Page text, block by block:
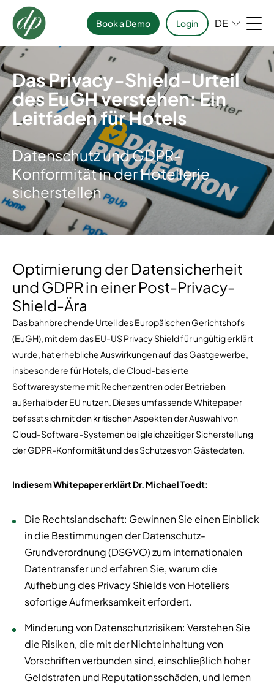
Book a Demo Login DE
Das Privacy-Shield-Urteil
des EuGH verstehen: Ein
Leitfaden für Hotels
Datenschutz und GDPR-
Konformität in der Hotellerie
sicherstellen
Optimierung der Datensicherheit
und GDPR in einer Post-Privacy-
Shield-Ära
Das bahnbrechende Urteil des Europäischen Gerichtshofs
(EuGH), mit dem das EU-US Privacy Shield für ungültig erklärt
wurde, hat erhebliche Auswirkungen auf das Gastgewerbe,
insbesondere für Hotels, die Cloud-basierte
Softwaresysteme mit Rechenzentren oder Betrieben
außerhalb der EU nutzen. Dieses umfassende Whitepaper
befasst sich mit den kritischen Aspekten der Auswahl von
Cloud-Software-Systemen bei gleichzeitiger Sicherstellung
der GDPR-Konformität und des Schutzes von Gästedaten.
In diesem Whitepaper erklärt Dr. Michael Toedt:
Die Rechtslandschaft: Gewinnen Sie einen Einblick
in die Bestimmungen der Datenschutz-
Grundverordnung (DSGVO) zum internationalen
Datentransfer und erfahren Sie, warum die
Aufhebung des Privacy Shields von Hoteliers
sofortige Aufmerksamkeit erfordert.
Minderung von Datenschutzrisiken: Verstehen Sie
die Risiken, die mit der Nichteinhaltung von
Vorschriften verbunden sind, einschließlich hoher
Geldstrafen und Reputationsschäden, und lernen